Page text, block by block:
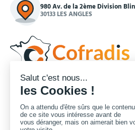
980 Av. de la 2ème Division
30133 LES ANGLES
Concepteur et fournisseur de
Cofradis répond aux besoins
services des collectivités locales,
de travaux publics, lycées, écoles.